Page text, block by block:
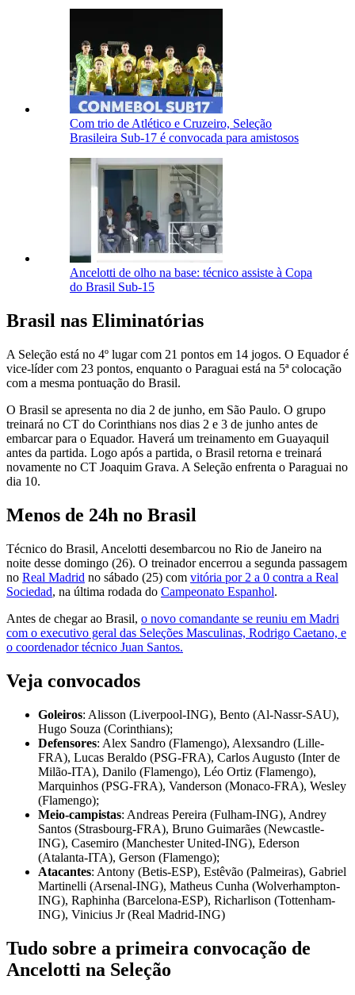
Com trio de Atlético e Cruzeiro, Seleção
Brasileira Sub-17 é convocada para amistosos
Ancelotti de olho na base: técnico assiste à Copa
do Brasil Sub-15
Brasil nas Eliminatórias
A Seleção está no 4º lugar com 21 pontos em 14 jogos. O Equador é
vice-líder com 23 pontos, enquanto o Paraguai está na 5ª colocação
com a mesma pontuação do Brasil.
O Brasil se apresenta no dia 2 de junho, em São Paulo. O grupo
treinará no CT do Corinthians nos dias 2 e 3 de junho antes de
embarcar para o Equador. Haverá um treinamento em Guayaquil
antes da partida. Logo após a partida, o Brasil retorna e treinará
novamente no CT Joaquim Grava. A Seleção enfrenta o Paraguai no
dia 10.
Menos de 24h no Brasil
Técnico do Brasil, Ancelotti desembarcou no Rio de Janeiro na
noite desse domingo (26). O treinador encerrou a segunda passagem
no Real Madrid no sábado (25) com vitória por 2 a 0 contra a Real
Sociedad, na última rodada do Campeonato Espanhol.
Antes de chegar ao Brasil, o novo comandante se reuniu em Madri
com o executivo geral das Seleções Masculinas, Rodrigo Caetano, e
o coordenador técnico Juan Santos.
Veja convocados
Goleiros: Alisson (Liverpool-ING), Bento (Al-Nassr-SAU),
Hugo Souza (Corinthians);
Defensores: Alex Sandro (Flamengo), Alexsandro (Lille-
FRA), Lucas Beraldo (PSG-FRA), Carlos Augusto (Inter de
Milão-ITA), Danilo (Flamengo), Léo Ortiz (Flamengo),
Marquinhos (PSG-FRA), Vanderson (Monaco-FRA), Wesley
(Flamengo);
Meio-campistas: Andreas Pereira (Fulham-ING), Andrey
Santos (Strasbourg-FRA), Bruno Guimarães (Newcastle-
ING), Casemiro (Manchester United-ING), Ederson
(Atalanta-ITA), Gerson (Flamengo);
Atacantes: Antony (Betis-ESP), Estêvão (Palmeiras), Gabriel
Martinelli (Arsenal-ING), Matheus Cunha (Wolverhampton-
ING), Raphinha (Barcelona-ESP), Richarlison (Tottenham-
ING), Vinicius Jr (Real Madrid-ING)
Tudo sobre a primeira convocação de
Ancelotti na Seleção